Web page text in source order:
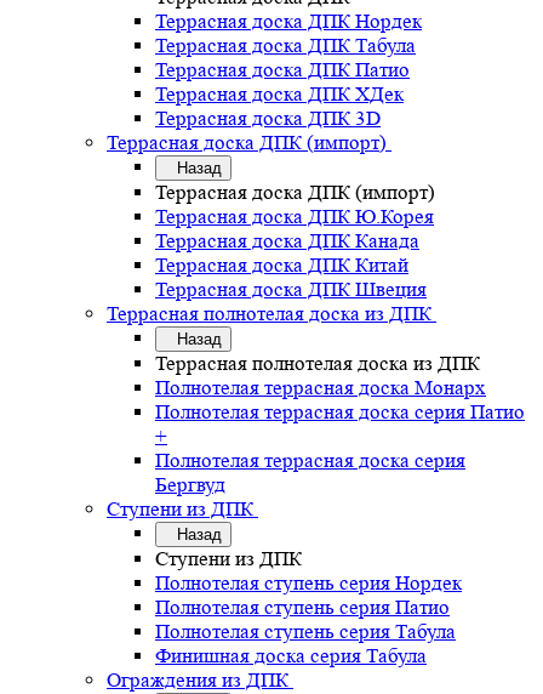
Террасная доска ДПК Нордек
Террасная доска ДПК Табула
Террасная доска ДПК Патио
Террасная доска ДПК ХДек
Террасная доска ДПК 3D
Террасная доска ДПК (импорт)
Назад
Террасная доска ДПК (импорт)
Террасная доска ДПК Ю.Корея
Террасная доска ДПК Канада
Террасная доска ДПК Китай
Террасная доска ДПК Швеция
Террасная полнотелая доска из ДПК
Назад
Террасная полнотелая доска из ДПК
Полнотелая террасная доска Монарх
Полнотелая террасная доска серия Патио
+
Полнотелая террасная доска серия
Бергвуд
Ступени из ДПК
Назад
Ступени из ДПК
Полнотелая ступень серия Нордек
Полнотелая ступень серия Патио
Полнотелая ступень серия Табула
Финишная доска серия Табула
Ограждения из ДПК